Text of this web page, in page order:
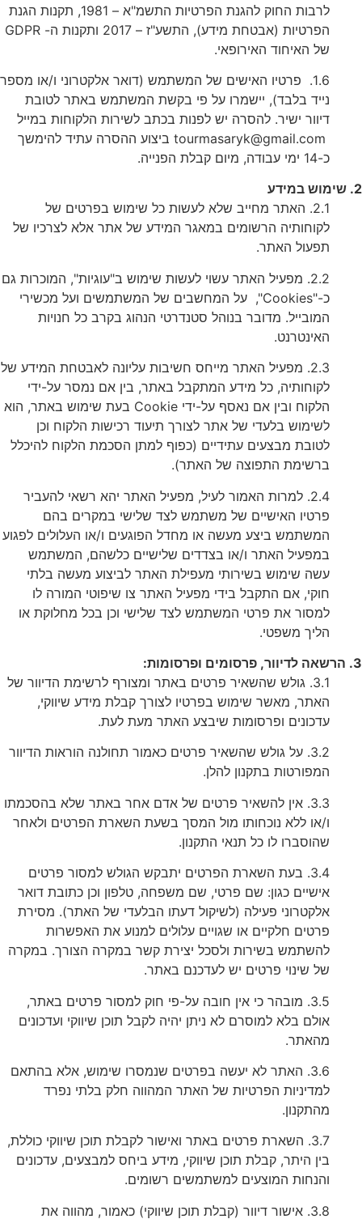
לרבות החוק להגנת הפרטיות התשמ"א – 1981, תקנות הגנת
הפרטיות (אבטחת מידע), התשע"ז – 2017 ותקנות ה- GDPR
של האיחוד האירופאי.
1.6. פרטיו האישים של המשתמש (דואר אלקטרוני ו/או מספר
נייד בלבד), יישמרו על פי בקשת המשתמש באתר לטובת
דיוור ישיר. להסרה יש לפנות בכתב לשירות הלקוחות במייל
tourmasaryk@gmail.com ביצוע ההסרה עתיד להימשך
כ-14 ימי עבודה, מיום קבלת הפנייה.
2. שימוש במידע
2.1. האתר מחייב שלא לעשות כל שימוש בפרטים של
לקוחותיה הרשומים במאגר המידע של אתר אלא לצרכיו של
תפעול האתר.
2.2. מפעיל האתר עשוי לעשות שימוש ב"עוגיות", המוכרות גם
כ-"Cookies", על המחשבים של המשתמשים ועל מכשירי
המובייל. מדובר בנוהל סטנדרטי הנהוג בקרב כל חנויות
האינטרנט.
2.3. מפעיל האתר מייחס חשיבות עליונה לאבטחת המידע של
לקוחותיה, כל מידע המתקבל באתר, בין אם נמסר על-ידי
הלקוח ובין אם נאסף על-ידי Cookie בעת שימוש באתר, הוא
לשימוש בלעדי של אתר לצורך תיעוד רכישות הלקוח וכן
לטובת מבצעים עתידיים (כפוף למתן הסכמת הלקוח להיכלל
ברשימת התפוצה של האתר).
2.4. למרות האמור לעיל, מפעיל האתר יהא רשאי להעביר
פרטיו האישיים של משתמש לצד שלישי במקרים בהם
המשתמש ביצע מעשה או מחדל הפוגעים ו/או העלולים לפגוע
במפעיל האתר ו/או בצדדים שלישיים כלשהם, המשתמש
עשה שימוש בשירותי מעפילת האתר לביצוע מעשה בלתי
חוקי, אם התקבל בידי מפעיל האתר צו שיפוטי המורה לו
למסור את פרטי המשתמש לצד שלישי וכן בכל מחלוקת או
הליך משפטי.
3. הרשאה לדיוור, פרסומים ופרסומות:
3.1. גולש שהשאיר פרטים באתר ומצורף לרשימת הדיוור של
האתר, מאשר שימוש בפרטיו לצורך קבלת מידע שיווקי,
עדכונים ופרסומות שיבצע האתר מעת לעת.
3.2. על גולש שהשאיר פרטים כאמור תחולנה הוראות הדיוור
המפורטות בתקנון להלן.
3.3. אין להשאיר פרטים של אדם אחר באתר שלא בהסכמתו
ו/או ללא נוכחותו מול המסך בשעת השארת הפרטים ולאחר
שהוסברו לו כל תנאי התקנון.
3.4. בעת השארת הפרטים יתבקש הגולש למסור פרטים
אישיים כגון: שם פרטי, שם משפחה, טלפון וכן כתובת דואר
אלקטרוני פעילה (לשיקול דעתו הבלעדי של האתר). מסירת
פרטים חלקיים או שגויים עלולים למנוע את האפשרות
להשתמש בשירות ולסכל יצירת קשר במקרה הצורך. במקרה
של שינוי פרטים יש לעדכנם באתר.
3.5. מובהר כי אין חובה על-פי חוק למסור פרטים באתר,
אולם בלא למוסרם לא ניתן יהיה לקבל תוכן שיווקי ועדכונים
מהאתר.
3.6. האתר לא יעשה בפרטים שנמסרו שימוש, אלא בהתאם
למדיניות הפרטיות של האתר המהווה חלק בלתי נפרד
מהתקנון.
3.7. השארת פרטים באתר ואישור לקבלת תוכן שיווקי כוללת,
בין היתר, קבלת תוכן שיווקי, מידע ביחס למבצעים, עדכונים
והנחות המוצעים למשתמשים רשומים.
3.8. אישור דיוור (קבלת תוכן שיווקי) כאמור, מהווה את